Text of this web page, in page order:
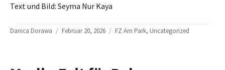
Text und Bild: Seyma Nur Kaya
Author
Danica Dorawa
Posted
Februar 20, 2026 Categories
FZ Am Park, Uncategorized